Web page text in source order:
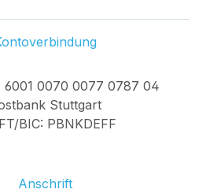
6001 0070 0077 0787 04
Stuttgart
BIC: PBNKDEFF
Anschrift